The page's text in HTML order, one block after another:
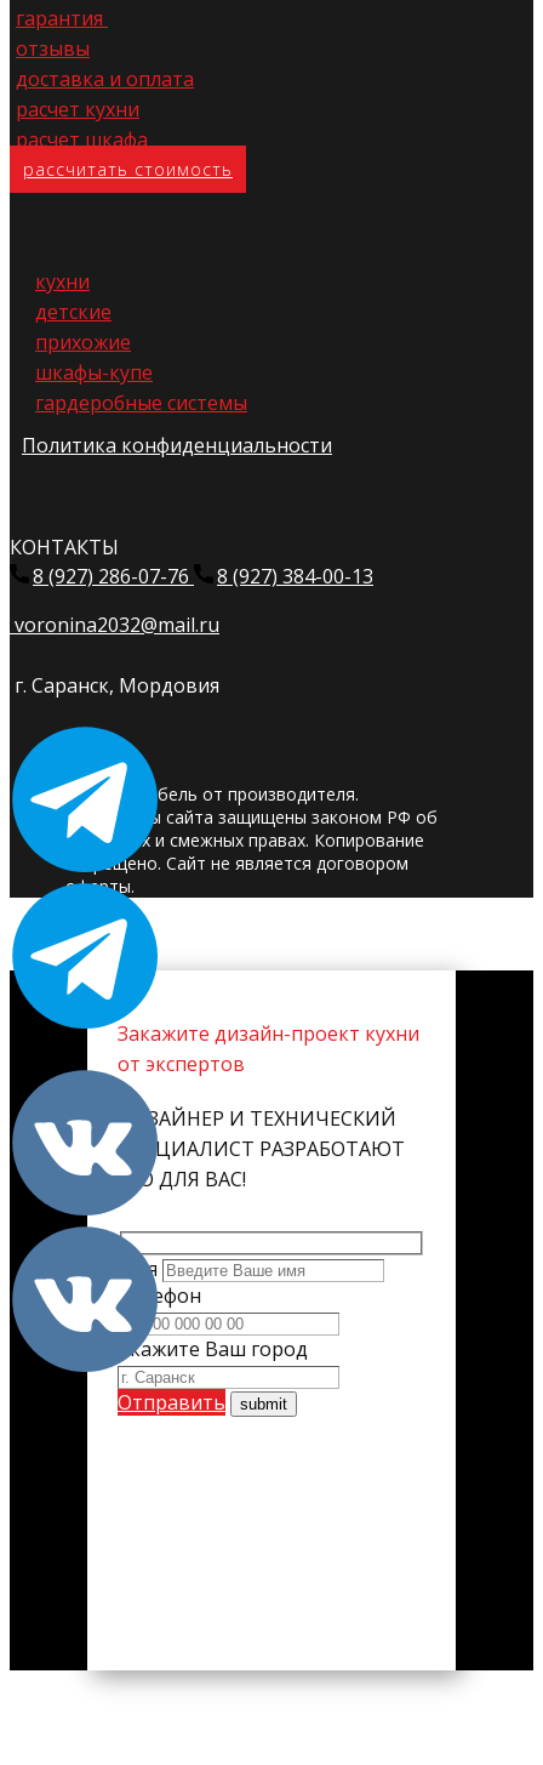
гарантия
отзывы
доставка и оплата
расчет кухни
расчет шкафа
расс​читать стоимость
кухни
детские
прихожие
шкафы-купе
гардеробные системы
Политика конфиденциальности
КОНТАКТЫ
8 (927) 286-07-76
8 (927) 384-00-13
voronina2032@mail.ru
г. Саранск, Мордовия
© 2025. Мебель от производителя.
Материалы сайта защищены законом РФ об
авторских и смежных правах. Копирование
запрещено. Сайт не является договором
оферты.
Закажите дизайн-проект кухни
от экспертов
ДИЗАЙНЕР И ТЕХНИЧЕСКИЙ
СПЕЦИАЛИСТ РАЗРАБОТАЮТ
ЕГО ДЛЯ ВАС!
Имя
Телефон
Укажите Ваш город
Отправить